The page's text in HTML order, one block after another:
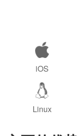
iOS
Linux